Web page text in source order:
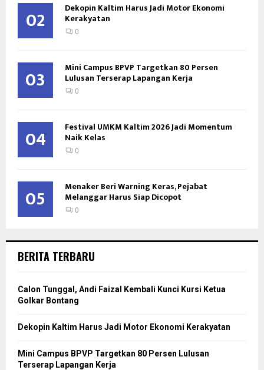
02 Dekopin Kaltim Harus Jadi Motor Ekonomi
Kerakyatan
0
03 Mini Campus BPVP Targetkan 80 Persen
Lulusan Terserap Lapangan Kerja
0
04 Festival UMKM Kaltim 2026 Jadi Momentum
Naik Kelas
0
05 Menaker Beri Warning Keras, Pejabat
Melanggar Harus Siap Dicopot
0
BERITA TERBARU
Calon Tunggal, Andi Faizal Kembali Kunci Kursi Ketua
Golkar Bontang
Dekopin Kaltim Harus Jadi Motor Ekonomi Kerakyatan
Mini Campus BPVP Targetkan 80 Persen Lulusan
Terserap Lapangan Kerja